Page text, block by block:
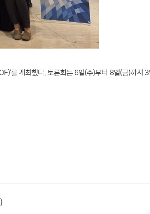
를 개최했다. 토론회는 6일(수)부터 8일(금)까지